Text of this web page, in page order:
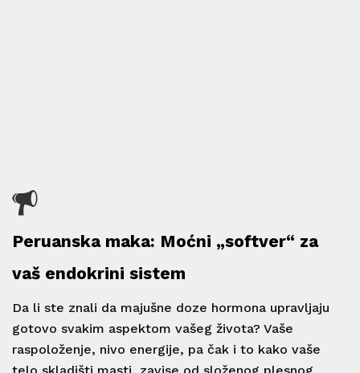
Peruanska maka: Moćni „softver“ za
vaš endokrini sistem
Da li ste znali da majušne doze hormona upravljaju
gotovo svakim aspektom vašeg života? Vaše
raspoloženje, nivo energije, pa čak i to kako vaše